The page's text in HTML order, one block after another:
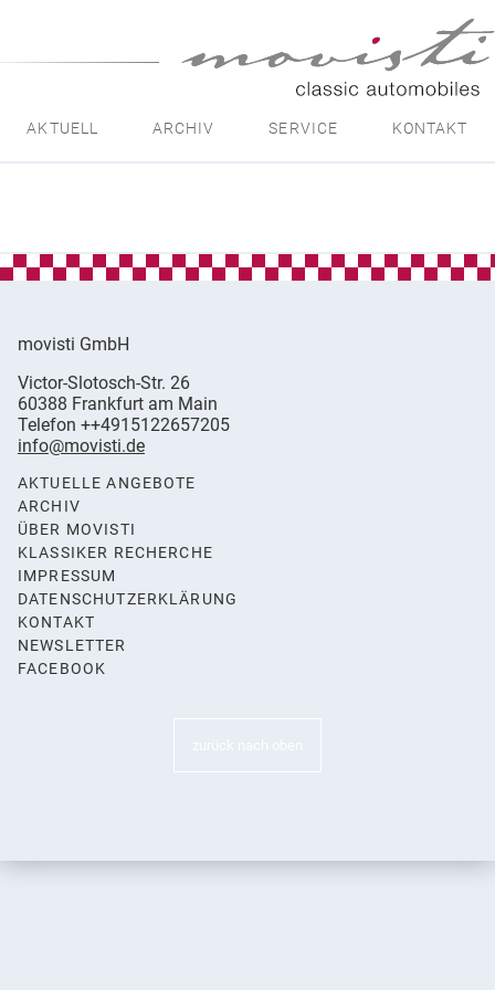
automobiles
AKTUELL ARCHIV SERVICE KONTAKT
movisti GmbH
classic
automobiles
Victor-Slotosch-Str. 26
60388 Frankfurt am Main
Germany
Telefon ++4915122657205
info@movisti.de
AKTUELLE ANGEBOTE
ARCHIV
ÜBER MOVISTI
KLASSIKER RECHERCHE
IMPRESSUM
DATENSCHUTZERKLÄRUNG
KONTAKT
NEWSLETTER
FACEBOOK